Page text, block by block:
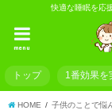
快適な睡眠を応
menu
トップ 1番効果を
HOME 子供のことで悩